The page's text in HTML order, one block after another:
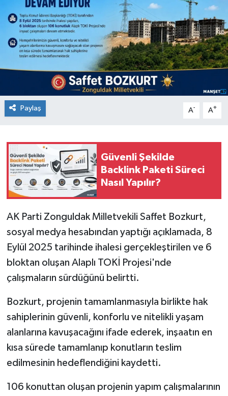
Paylaş A- A+
Güvenli Şekilde
Backlink Paketi Süreci
Nasıl Yapılır?
AK Parti Zonguldak Milletvekili Saffet Bozkurt,
sosyal medya hesabından yaptığı açıklamada, 8
Eylül 2025 tarihinde ihalesi gerçekleştirilen ve 6
bloktan oluşan Alaplı TOKİ Projesi'nde
çalışmaların sürdüğünü belirtti.
Bozkurt, projenin tamamlanmasıyla birlikte hak
sahiplerinin güvenli, konforlu ve nitelikli yaşam
alanlarına kavuşacağını ifade ederek, inşaatın en
kısa sürede tamamlanıp konutların teslim
edilmesinin hedeflendiğini kaydetti.
106 konuttan oluşan projenin yapım çalışmalarının
Medya
Mizah
Röportaj
Teknoloji